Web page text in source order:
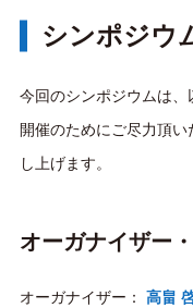
シンポジウ
今回のシンポジウムは、
開催のためにご尽力頂
し上げます。
オーガナイザー
オーガナイザー： 高畠